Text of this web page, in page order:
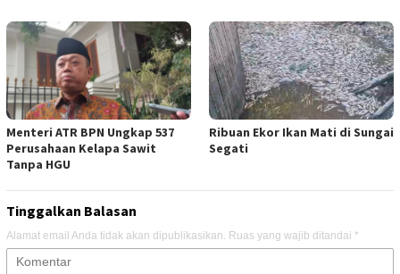
Menteri ATR BPN Ungkap 537
Perusahaan Kelapa Sawit
Tanpa HGU
Ribuan Ekor Ikan Mati di Sungai
Segati
Tinggalkan Balasan
Alamat email Anda tidak akan dipublikasikan. Ruas yang wajib ditandai *